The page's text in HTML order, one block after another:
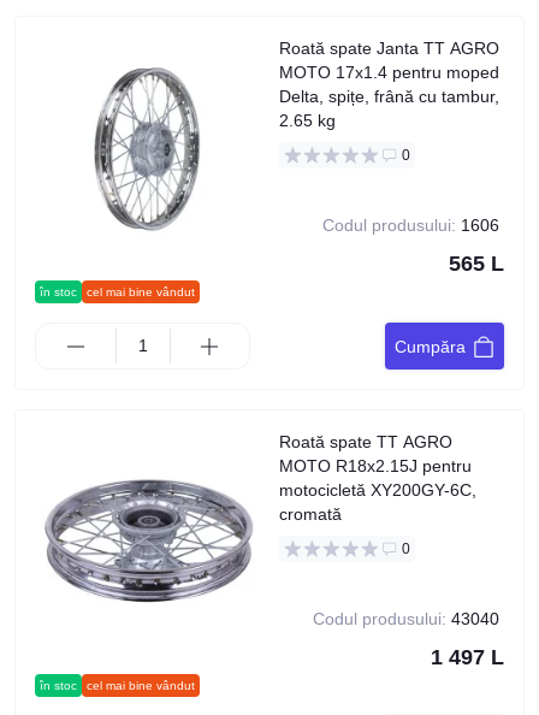
în stoc cel mai bine vândut
Roată spate Janta TT AGRO
MOTO 17x1.4 pentru moped
Delta, spițe, frână cu tambur,
2.65 kg
0
Codul produsului: 1606
565 L
Cumpăra
în stoc cel mai bine vândut
Roată spate TT AGRO
MOTO R18x2.15J pentru
motocicletă XY200GY-6C,
cromată
0
Codul produsului: 43040
1 497 L